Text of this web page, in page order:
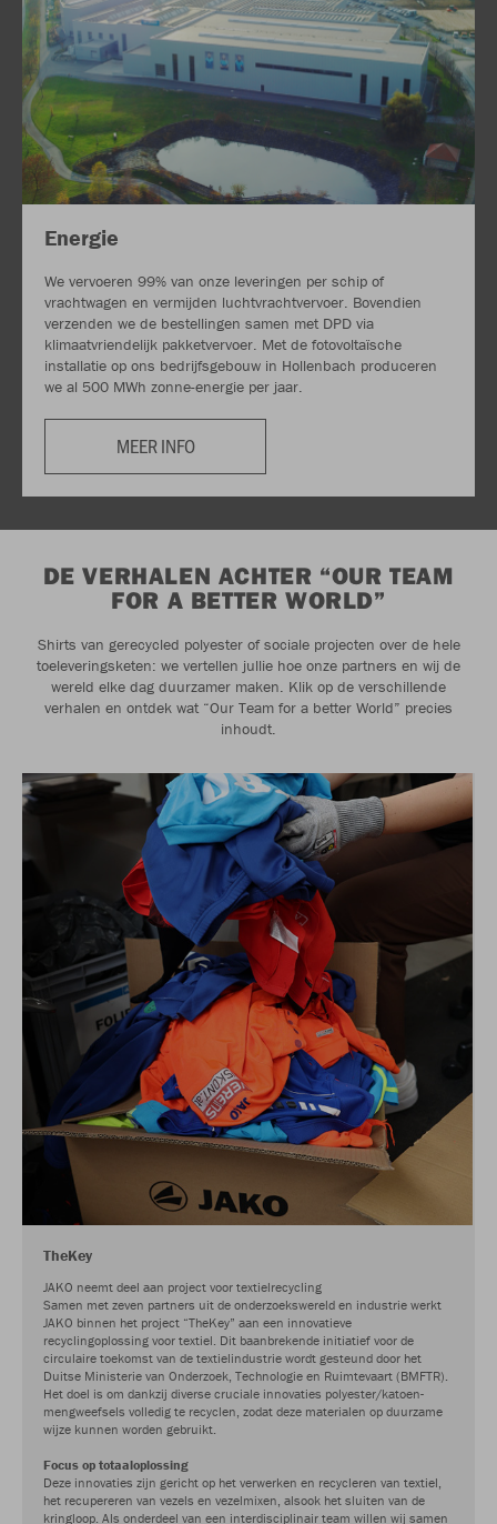
Energie
We vervoeren 99% van onze leveringen per schip of
vrachtwagen en vermijden luchtvrachtvervoer. Bovendien
verzenden we de bestellingen samen met DPD via
klimaatvriendelijk pakketvervoer. Met de fotovoltaïsche
installatie op ons bedrijfsgebouw in Hollenbach produceren
we al 500 MWh zonne-energie per jaar.
MEER INFO
DE VERHALEN ACHTER “OUR TEAM
FOR A BETTER WORLD”
Shirts van gerecycled polyester of sociale projecten over de hele
toeleveringsketen: we vertellen jullie hoe onze partners en wij de
wereld elke dag duurzamer maken. Klik op de verschillende
verhalen en ontdek wat “Our Team for a better World” precies
inhoudt.
TheKey
JAKO neemt deel aan project voor textielrecycling
Samen met zeven partners uit de onderzoekswereld en industrie werkt
JAKO binnen het project “TheKey” aan een innovatieve
recyclingoplossing voor textiel. Dit baanbrekende initiatief voor de
circulaire toekomst van de textielindustrie wordt gesteund door het
Duitse Ministerie van Onderzoek, Technologie en Ruimtevaart (BMFTR).
Het doel is om dankzij diverse cruciale innovaties polyester/katoen-
mengweefsels volledig te recyclen, zodat deze materialen op duurzame
wijze kunnen worden gebruikt.
Focus op totaaloplossing
Deze innovaties zijn gericht op het verwerken en recycleren van textiel,
het recupereren van vezels en vezelmixen, alsook het sluiten van de
kringloop. Als onderdeel van een interdisciplinair team willen wij samen